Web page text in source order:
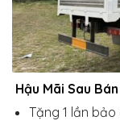
Hậu Mãi Sau
Tặng 1 lần